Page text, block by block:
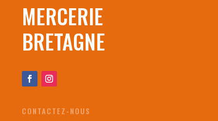
MERCERIE
BRETAGNE
CONTACTEZ-NOUS